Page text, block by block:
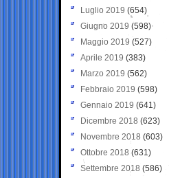
Luglio 2019 (654)
Giugno 2019 (598)
Maggio 2019 (527)
Aprile 2019 (383)
Marzo 2019 (562)
Febbraio 2019 (598)
Gennaio 2019 (641)
Dicembre 2018 (623)
Novembre 2018 (603)
Ottobre 2018 (631)
Settembre 2018 (586)